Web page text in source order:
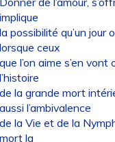
possibilité qu’un jour
ceux
l’on aime s’en
la grande mort
l’ambivalence
la Vie et de la
la